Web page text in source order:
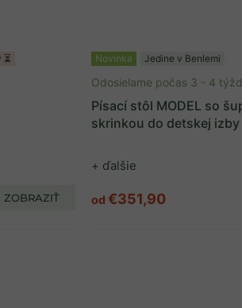
ZOBRAZIŤ
Novinka Jedine v Benlemi
Písací stôl MODEL so
skrinkou do detskej izby
+ ďalšie
Odosielame počas 3 - 4
od €351,90